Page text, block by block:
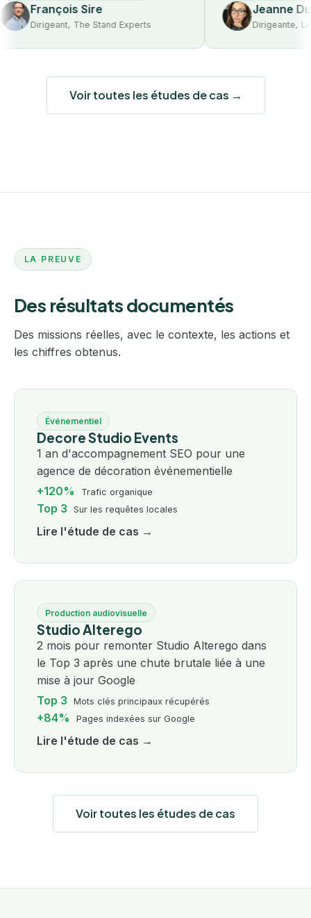
François Sire
Dirigeant, The Stand Experts
Jeanne
Dirigeante, Lime &
Voir toutes les études de cas →
LA PREUVE
Des résultats documentés
Des missions réelles, avec le contexte, les actions et
les chiffres obtenus.
Événementiel
Decore Studio Events
1 an d'accompagnement SEO pour une
agence de décoration événementielle
+120%
Trafic organique
Top 3 Sur les requêtes locales
Lire l'étude de cas →
Production audiovisuelle
Studio Alterego
2 mois pour remonter Studio Alterego dans
le Top 3 après une chute brutale liée à une
mise à jour Google
Top 3
Mots clés principaux récupérés
+84% Pages indexées sur Google
Lire l'étude de cas →
Voir toutes les études de cas